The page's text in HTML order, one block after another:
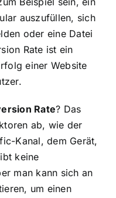
auszufüllen, sich
oder eine Datei
Rate ist ein
einer Website
Rate? Das
ab, wie der
Kanal, dem Gerät,
keine
man kann sich an
um einen